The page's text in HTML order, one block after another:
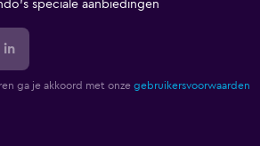
speciale aanbiedingen
in
ga je akkoord met onze gebruikersvoorwaarden